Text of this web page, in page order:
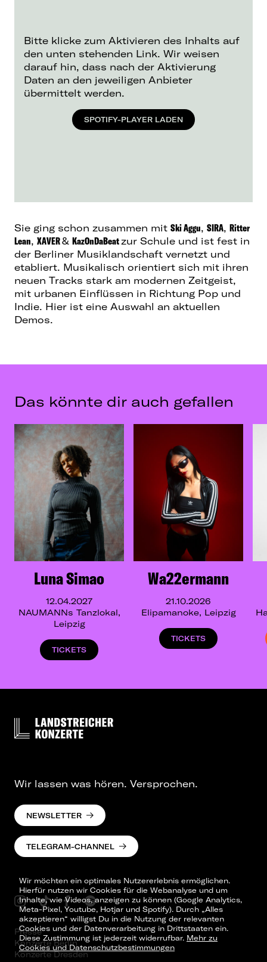
Bitte klicke zum Aktivieren des Inhalts auf
den unten stehenden Link. Wir weisen
darauf hin, dass nach der Aktivierung
Daten an den jeweiligen Anbieter
übermittelt werden.
SPOTIFY-PLAYER LADEN
Sie ging schon zusammen mit Ski Aggu, SIRA, Ritter
Lean, XAVER& KazOnDaBeatzur Schule und ist fest in
der Berliner Musiklandschaft vernetzt und
etabliert. Musikalisch orientiert sich mit ihren
neuen Tracks stark am modernen Zeitgeist,
mit urbanen Einflüssen in Richtung Pop und
Indie. Hier ist eine Auswahl an aktuellen
Demos.
Das könnte dir auch gefallen
Luna Simao
12.04.2027
NAUMANNs Tanzlokal,
Leipzig
TICKETS
Wa22ermann
21.10.2026
Elipamanoke, Leipzig
TICKETS
Wir möchten ein optimales Nutzererlebnis ermöglichen.
Hierfür nutzen wir Cookies für die Webanalyse und um
Inhalte, wie Videos, anzeigen zu können (Google Analytics,
Meta-Pixel, Youtube, Hotjar und Spotify). Durch „Alles
akzeptieren“ willigst Du in die Nutzung der relevanten
Cookies und der Datenverarbeitung in Drittstaaten ein.
Diese Zustimmung ist jederzeit widerrufbar. Mehr zu
Cookies und Datenschutzbestimmungen
Wir lassen was hören. Versprochen.
NEWSLETTER
TELEGRAM-CHANNEL
Presse
Konzerte Berlin
Konzerte Dresden